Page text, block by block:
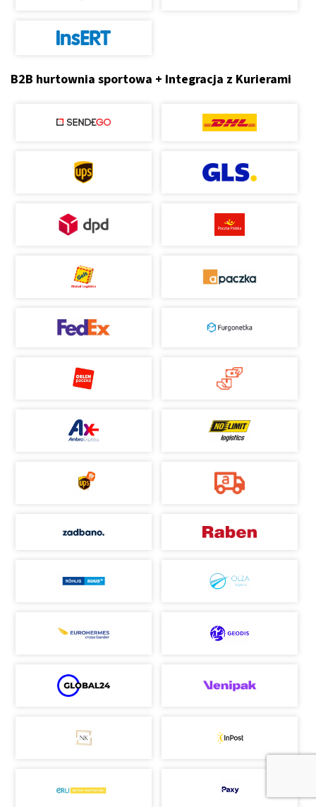
B2B hurtownia sportowa + Integracja z Kurierami